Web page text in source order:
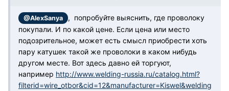
@AlexSanya
, попробуйте выяснить, где проволоку
покупали. И по какой цене. Если цена или место
подозрительное, может есть смысл приобрести хоть
пару катушек такой же проволоки в каком нибудь
другом месте. Вот здесь давно ей торгуют,
например http://www.welding-russia.ru/catalog.html?
filterid=wire_otbor&cid=12&manufacturer=Kiswel&welding